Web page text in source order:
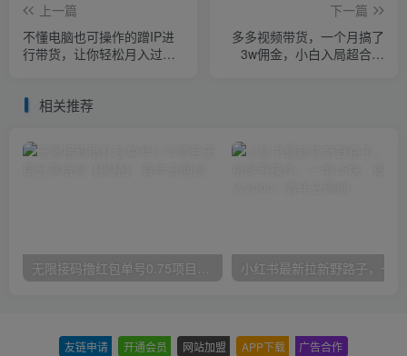
上一篇
不懂电脑也可操作的蹭IP进
行带货，让你轻松月入过万
下一篇
多多视频带货，一个月搞了
3w佣金，小白入局超合适
相关推荐
无限接码撸红包单号0.75项目无偿分享给你【揭秘】
友链申请 开通会员 网站加盟 APP下载 广告合作